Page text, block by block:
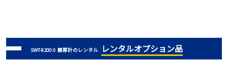
SWT-8200Ⅱ 膜厚計のレンタル レンタルオプション品